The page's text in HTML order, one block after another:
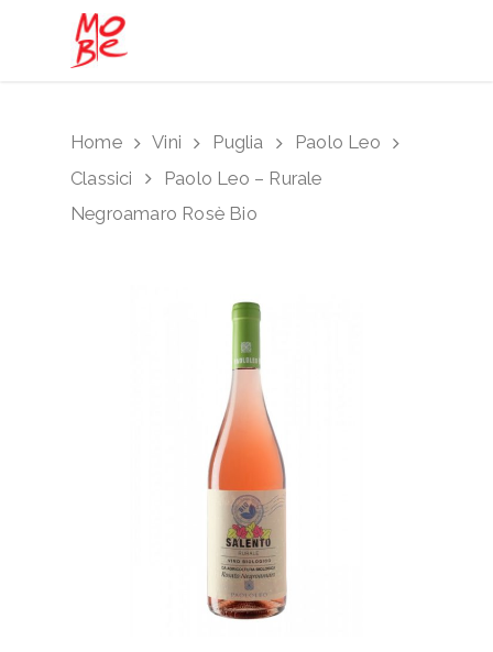
Hit enter to search or ESC to close
Home Vini Puglia
Paolo Leo
Classici
Paolo Leo – Rurale
Negroamaro Rosè Bio